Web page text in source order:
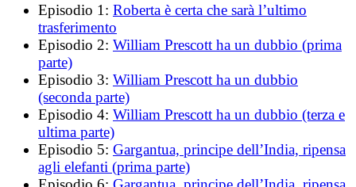
Episodio 1: Roberta è certa che sarà l’ultimo
trasferimento
Episodio 2: William Prescott ha un dubbio (prima
parte)
Episodio 3: William Prescott ha un dubbio
(seconda parte)
Episodio 4: William Prescott ha un dubbio (terza e
ultima parte)
Episodio 5: Gargantua, principe dell’India, ripensa
agli elefanti (prima parte)